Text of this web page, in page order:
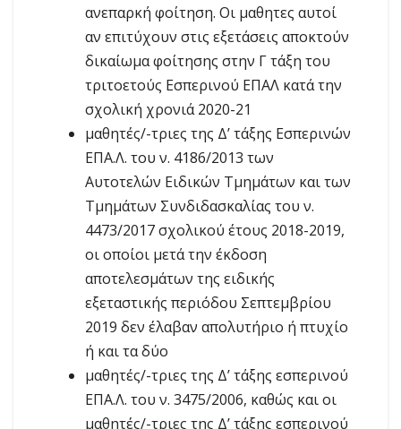
ανεπαρκή φοίτηση. Οι μαθητες αυτοί
αν επιτύχουν στις εξετάσεις αποκτούν
δικαίωμα φοίτησης στην Γ τάξη του
τριτοετούς Εσπερινού ΕΠΑΛ κατά την
σχολική χρονιά 2020-21
μαθητές/-τριες της Δ’ τάξης Εσπερινών
ΕΠΑ.Λ. του ν. 4186/2013 των
Αυτοτελών Ειδικών Τμημάτων και των
Τμημάτων Συνδιδασκαλίας του ν.
4473/2017 σχολικού έτους 2018-2019,
οι οποίοι μετά την έκδοση
αποτελεσμάτων της ειδικής
εξεταστικής περιόδου Σεπτεμβρίου
2019 δεν έλαβαν απολυτήριο ή πτυχίο
ή και τα δύο
μαθητές/-τριες της Δ’ τάξης εσπερινού
ΕΠΑ.Λ. του ν. 3475/2006, καθώς και οι
μαθητές/-τριες της Δ’ τάξης εσπερινού